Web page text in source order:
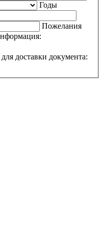
Годы
Пожелания
доставки документа: